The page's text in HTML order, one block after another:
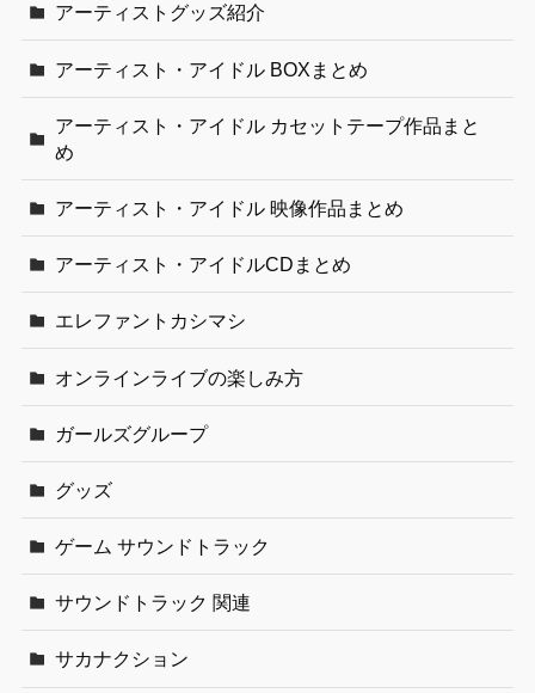
アーティストグッズ紹介
アーティスト・アイドル BOXまとめ
アーティスト・アイドル カセットテープ作品まと
め
アーティスト・アイドル 映像作品まとめ
アーティスト・アイドルCDまとめ
エレファントカシマシ
オンラインライブの楽しみ方
ガールズグループ
グッズ
ゲーム サウンドトラック
サウンドトラック 関連
サカナクション